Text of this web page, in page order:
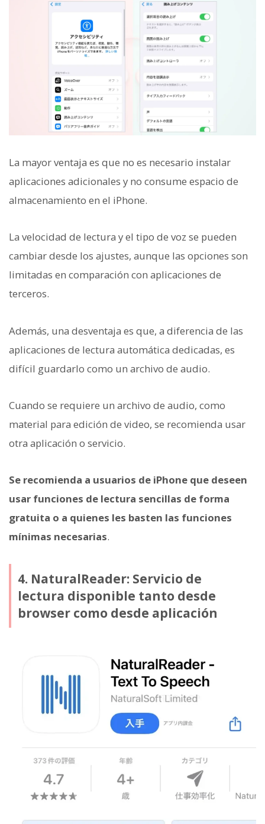
La mayor ventaja es que no es necesario instalar
aplicaciones adicionales y no consume espacio de
almacenamiento en el iPhone.
La velocidad de lectura y el tipo de voz se pueden
cambiar desde los ajustes, aunque las opciones son
limitadas en comparación con aplicaciones de
terceros.
Además, una desventaja es que, a diferencia de las
aplicaciones de lectura automática dedicadas, es
difícil guardarlo como un archivo de audio.
Cuando se requiere un archivo de audio, como
material para edición de video, se recomienda usar
otra aplicación o servicio.
Se recomienda a usuarios de iPhone que deseen
usar funciones de lectura sencillas de forma
gratuita o a quienes les basten las funciones
mínimas necesarias.
4. NaturalReader: Servicio de
lectura disponible tanto desde
browser como desde aplicación